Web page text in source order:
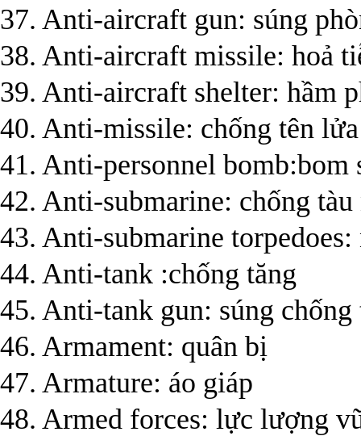
37. Anti-aircraft gun: súng
38. Anti-aircraft missile: hoả
39. Anti-aircraft shelter: hầm
40. Anti-missile: chống tên lửa
41. Anti-personnel bomb:bom
42. Anti-submarine: chống tàu
43. Anti-submarine
44. Anti-tank :chống tăng
45. Anti-tank gun: súng chống
46. Armament: quân bị
47. Armature: áo giáp
48. Armed forces: lực lượng